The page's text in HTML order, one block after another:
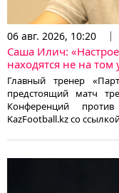
06 авг. 2026, 10:20
Саша Илич:
находятся не на том
Главный тренер
предстоящий матч
Конференций
KazFootball.kz со